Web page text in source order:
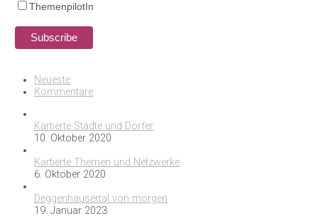
ThemenpilotIn
Neueste
Kommentare
Kartierte Städte und Dörfer
10. Oktober 2020
Kartierte Themen und Netzwerke
6. Oktober 2020
Deggenhausertal von morgen
19. Januar 2023